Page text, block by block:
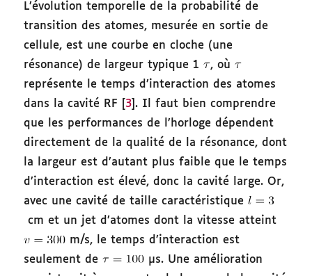
L’évolution temporelle de la probabilité de
transition des atomes, mesurée en sortie de
cellule, est une courbe en cloche (une
résonance) de largeur typique 1
, où
représente le temps d’interaction des atomes
dans la cavité RF [ 3 ]. Il faut bien comprendre
que les performances de l’horloge dépendent
directement de la qualité de la résonance, dont
la largeur est d’autant plus faible que le temps
d’interaction est élevé, donc la cavité large. Or,
avec une cavité de taille caractéristique
cm et un jet d’atomes dont la vitesse atteint
m/s, le temps d’interaction est
seulement de
µs. Une amélioration